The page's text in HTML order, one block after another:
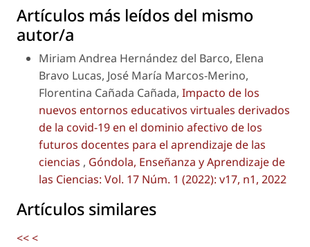
Artículos más leídos del mismo
autor/a
Miriam Andrea Hernández del Barco, Elena
Bravo Lucas, José María Marcos-Merino,
Florentina Cañada Cañada, Impacto de los
nuevos entornos educativos virtuales derivados
de la covid-19 en el dominio afectivo de los
futuros docentes para el aprendizaje de las
ciencias , Góndola, Enseñanza y Aprendizaje de
las Ciencias: Vol. 17 Núm. 1 (2022): v17, n1, 2022
Artículos similares
<<<